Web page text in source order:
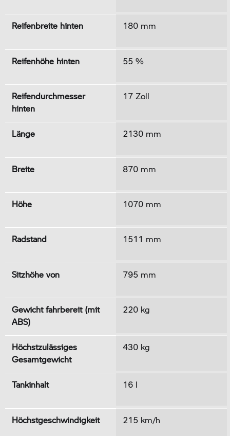
Reifenbreite hinten 180 mm
Reifenhöhe hinten 55 %
Reifendurchmesser
hinten
17 Zoll
Länge 2130 mm
Breite 870 mm
Höhe 1070 mm
Radstand 1511 mm
Sitzhöhe von 795 mm
Gewicht fahrbereit (mit
ABS)
220 kg
Höchstzulässiges
Gesamtgewicht
430 kg
Tankinhalt 16 l
Höchstgeschwindigkeit 215 km/h